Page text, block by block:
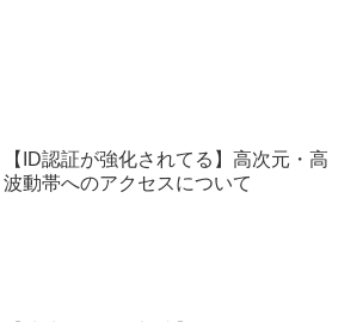
【ID認証が強化されてる】高次元・高
波動帯へのアクセスについて